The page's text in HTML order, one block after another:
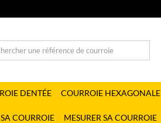
DENTÉE COURROIE HEXAGONALE
COURROIE MESURER SA COURROIE